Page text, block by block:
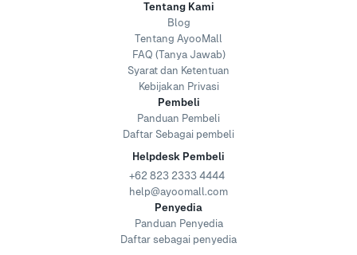
Tentang Kami
Blog
Tentang AyooMall
FAQ (Tanya Jawab)
Syarat dan Ketentuan
Kebijakan Privasi
Pembeli
Panduan Pembeli
Daftar Sebagai pembeli
Helpdesk Pembeli
+62 823 2333 4444
help@ayoomall.com
Penyedia
Panduan Penyedia
Daftar sebagai penyedia